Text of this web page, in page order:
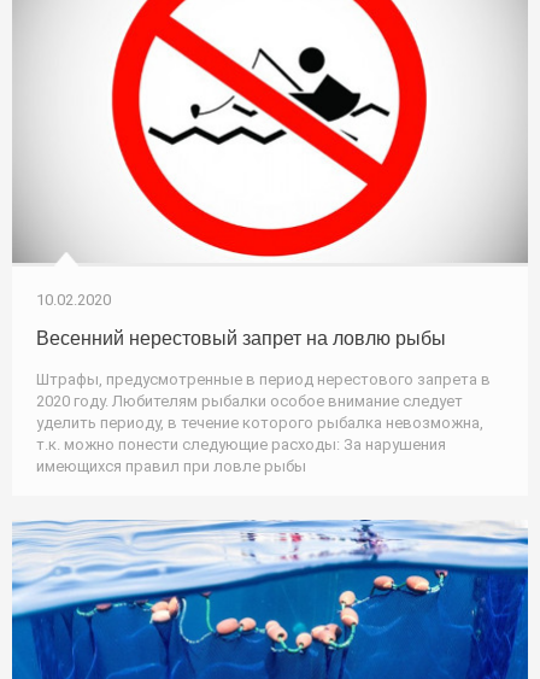
10.02.2020
Весенний нерестовый запрет на ловлю рыбы
Штрафы, предусмотренные в период нерестового запрета в
2020 году. Любителям рыбалки особое внимание следует
уделить периоду, в течение которого рыбалка невозможна,
т.к. можно понести следующие расходы: За нарушения
имеющихся правил при ловле рыбы